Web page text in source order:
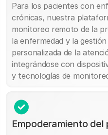
Para los pacientes con
crónicas, nuestra
monitoreo remoto de la
la enfermedad y la gestión
personalizada de la
integrándose con
y tecnologías de
Empoderamiento del